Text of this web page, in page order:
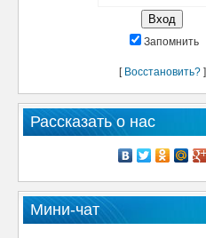
Запомнить
[ Восстановить?]
Рассказать о нас
Мини-чат